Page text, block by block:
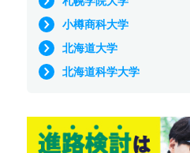
小樽商科大学
北海道大学
北海道科学大学